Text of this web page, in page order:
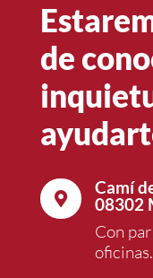
de

Camí
08302
Con
oficinas.